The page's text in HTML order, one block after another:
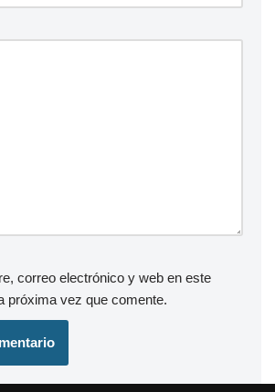
correo electrónico y web en este
próxima vez que comente.